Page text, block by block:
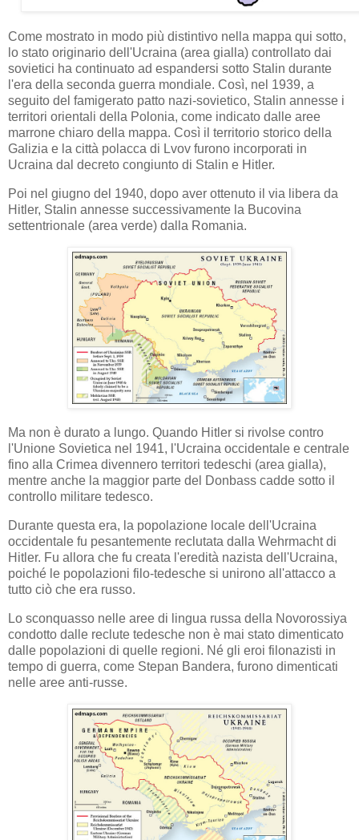
Come mostrato in modo più distintivo nella mappa qui sotto,
lo stato originario dell'Ucraina (area gialla) controllato dai
sovietici ha continuato ad espandersi sotto Stalin durante
l'era della seconda guerra mondiale. Così, nel 1939, a
seguito del famigerato patto nazi-sovietico, Stalin annesse i
territori orientali della Polonia, come indicato dalle aree
marrone chiaro della mappa. Così il territorio storico della
Galizia e la città polacca di Lvov furono incorporati in
Ucraina dal decreto congiunto di Stalin e Hitler.
Poi nel giugno del 1940, dopo aver ottenuto il via libera da
Hitler, Stalin annesse successivamente la Bucovina
settentrionale (area verde) dalla Romania.
Ma non è durato a lungo. Quando Hitler si rivolse contro
l'Unione Sovietica nel 1941, l'Ucraina occidentale e centrale
fino alla Crimea divennero territori tedeschi (area gialla),
mentre anche la maggior parte del Donbass cadde sotto il
controllo militare tedesco.
Durante questa era, la popolazione locale dell'Ucraina
occidentale fu pesantemente reclutata dalla Wehrmacht di
Hitler. Fu allora che fu creata l'eredità nazista dell'Ucraina,
poiché le popolazioni filo-tedesche si unirono all'attacco a
tutto ciò che era russo.
Lo sconquasso nelle aree di lingua russa della Novorossiya
condotto dalle reclute tedesche non è mai stato dimenticato
dalle popolazioni di quelle regioni. Né gli eroi filonazisti in
tempo di guerra, come Stepan Bandera, furono dimenticati
nelle aree anti-russe.